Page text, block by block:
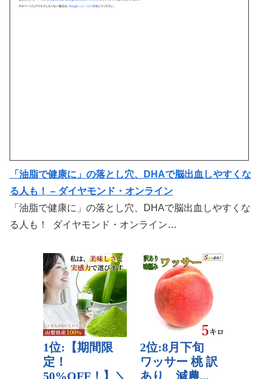
「油脂で健康に」の落とし穴、DHAで脳出血しやすくな
る人も！ – ダイヤモンド・オンライン
「油脂で健康に」の落とし穴、DHAで脳出血しやすくな
る人も！ ダイヤモンド・オンライン…